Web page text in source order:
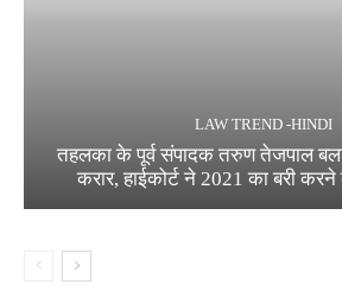
LAW TREND -HINDI
तहलका के पूर्व संपादक तरुण तेजपाल
करार, हाईकोर्ट ने 2021 का बरी